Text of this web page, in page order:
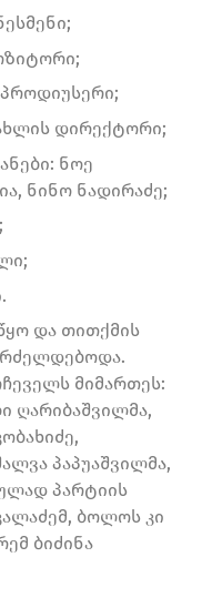
პროდიუსერი;
დირექტორი;
ნოე
ნინო ნადირაძე;
და თითქმის
მიმართეს:
ღარიბაშვილმა,
პაპუაშვილმა,
პარტიის
ბოლოს კი
ბიძინა